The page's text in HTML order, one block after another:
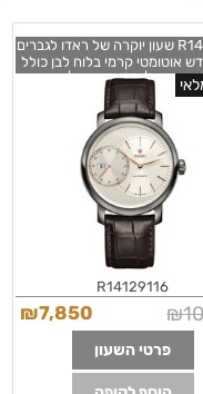
R14129116 שעון יוקרה של ראדו לגברים
אוטומטי קרמי בלוח לבן כולל
בלוח | מלאי מוגבל | שנתיים
אחריות |Rado Men's R14129116
DiaMaster XL 43mm
R14129116
₪
₪7,850
פרטי השעון